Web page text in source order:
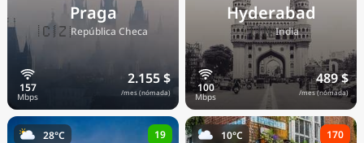
Praga
🇨🇿República Checa
2.155 $
/mes (nómada)
Hyderabad
🇮🇳India
489 $
/mes (nómada)
28°C 19 10°C 170